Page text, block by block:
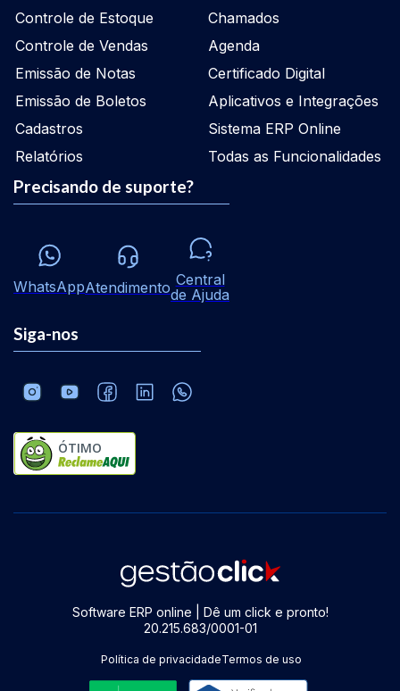
Controle de Estoque
Controle de Vendas
Emissão de Notas
Emissão de Boletos
Cadastros
Relatórios
Chamados
Agenda
Certificado Digital
Aplicativos e Integrações
Sistema ERP Online
Todas as Funcionalidades
Precisando de suporte?
WhatsAppAtendimento Central
de Ajuda
Siga-nos
ÓTIMO
Software ERP online | Dê um click e pronto!
20.215.683/0001-01
Política de privacidadeTermos de uso